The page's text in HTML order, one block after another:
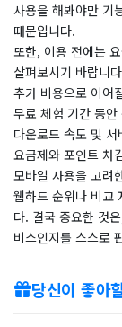
사용을 해봐야만 기
때문입니다.
또한, 이용 전에는
살펴보시기 바랍니
추가 비용으로 이어
무료 체험 기간 동안
다운로드 속도 및
요금제와 포인트 차
모바일 사용을 고려
웹하드 순위나 비교
다. 결국 중요한 것
비스인지를 스스로
당신이 좋아